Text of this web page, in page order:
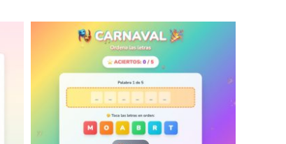
Ordena las letras